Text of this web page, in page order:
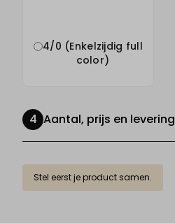
4/0 (Enkelzijdig full
color)
Aantal, prijs en levering
Stel eerst je product samen.